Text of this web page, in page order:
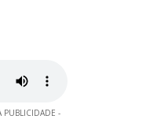
PUBLICIDADE -